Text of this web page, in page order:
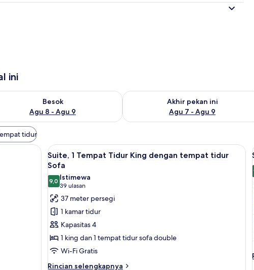
ini
Agu 8
Besok
Agu 8 - Agu 9
ketersediaan untuk besok Agu 8 - Agu 9
Akhir pekan ini
Agu 7 - Agu 9
Periksa ketersediaan untuk akhir
tidur
ramah laptop, dan tirai kedap cahaya
Lihat
semua
foto
untuk
Suite,
Tempat
Tidur
King
dengan
tempat
Televisi layar datar 55-inci dengan
6
Suite, 1 Tempat Tidur King dengan tempat tidur
Sofa
9,09,0 dari 10
Istimewa
39 ulasan
(39
ulasan)
37 meter persegi
1 kamar tidur
Kapasitas 4
1 king dan 1 tempat tidur sofa double
Wi-Fi Gratis
Rincian selengkapnya
Rincian